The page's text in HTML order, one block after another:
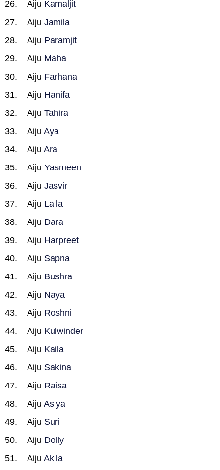
Aiju Kamaljit
Aiju Jamila
Aiju Paramjit
Aiju Maha
Aiju Farhana
Aiju Hanifa
Aiju Tahira
Aiju Aya
Aiju Ara
Aiju Yasmeen
Aiju Jasvir
Aiju Laila
Aiju Dara
Aiju Harpreet
Aiju Sapna
Aiju Bushra
Aiju Naya
Aiju Roshni
Aiju Kulwinder
Aiju Kaila
Aiju Sakina
Aiju Raisa
Aiju Asiya
Aiju Suri
Aiju Dolly
Aiju Akila